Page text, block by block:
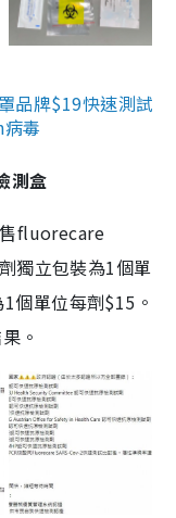
品牌$19快速測試
毒
測盒
fluorecare
獨立包裝為1個單
個單位每劑$15。
。